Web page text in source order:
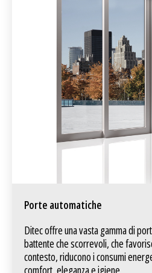
Porte automatiche
Ditec offre una vasta gamma di
battente che scorrevoli, che
contesto, riducono i consumi